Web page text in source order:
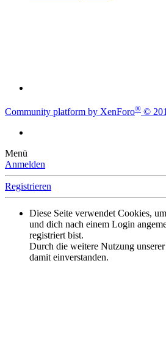
Community platform by XenForo® ©
Menü
Anmelden
Registrieren
Diese Seite verwendet Cookies,
und dich nach einem Login
registriert bist.
Durch die weitere Nutzung
damit einverstanden.